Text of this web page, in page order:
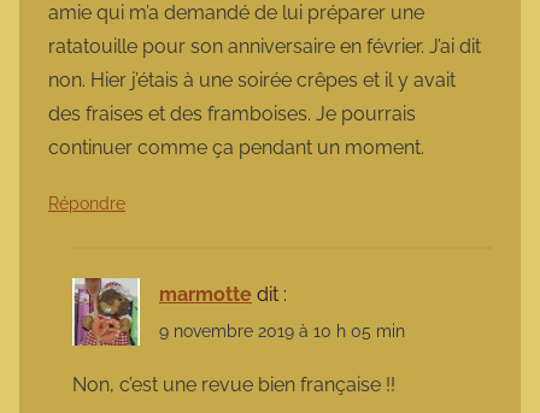
amie qui m’a demandé de lui préparer une
ratatouille pour son anniversaire en février. J’ai dit
non. Hier j’étais à une soirée crêpes et il y avait
des fraises et des framboises. Je pourrais
continuer comme ça pendant un moment.
Répondre
marmotte dit :
9 novembre 2019 à 10 h 05 min
Non, c’est une revue bien française !!